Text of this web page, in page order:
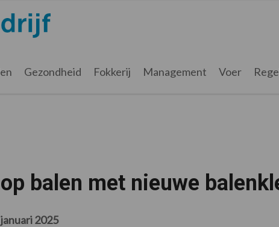
Gezondheid Fokkerij Management Voer
balen met nieuwe
2025